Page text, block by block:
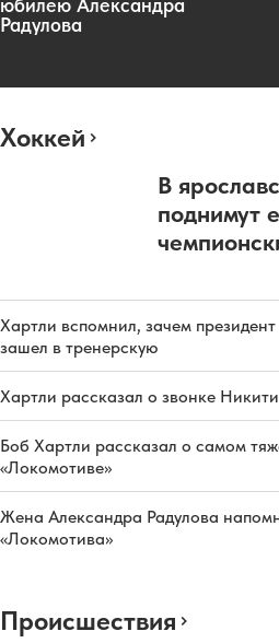
юбилею Александра
Радулова
Хоккей
В
поднимут
Хартли вспомнил, зачем
зашел в тренерскую
Хартли рассказал о звонке
Боб Хартли рассказал о самом
«Локомотиве»
Жена Александра Радулова
«Локомотива»
Происшествия